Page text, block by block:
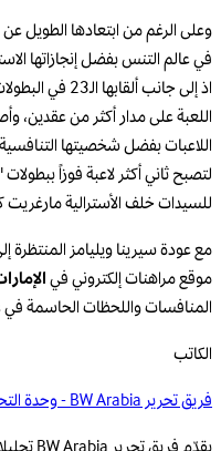
وعلى الرغم من ابتعادها الطويل
في عالم التنس بفضل إنجازاتها
اذ إلى جانب
اللعبة على مدار أكثر من عقدين،
اللاعبات بفضل شخصيتها
لتصبح ثاني أكثر لاعبة فوزاً
للسيدات خلف الأسترالية مارغريت كورت
مع عودة سيرينا ويليامز
موقع مراهنات إلكتروني في
المنافسات واللحظات الحاسمة في
الكاتب
فريق تحرير BW Arabia - وحدة التحليل الرياضي